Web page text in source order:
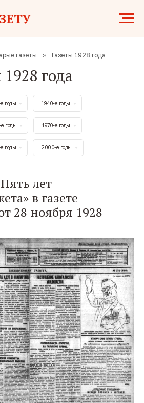
газеты » Газеты 1928 года
года
годы 1940-е годы
годы 1970-е годы
годы 2000-е годы
лет
в газете
28 ноября 1928